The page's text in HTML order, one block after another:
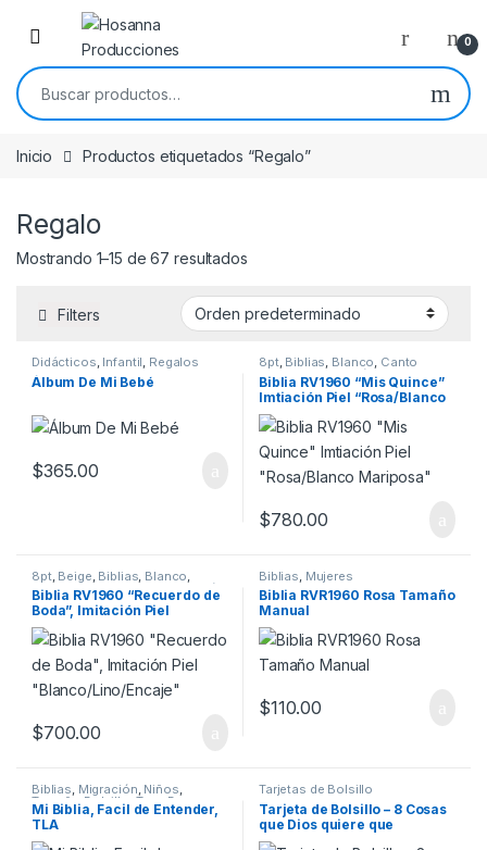
Skip to navigation
Skip to content
0
Buscar por:
Inicio Productos etiquetados “Regalo”
Regalo
Mostrando 1–15 de 67 resultados
Filters
Didácticos, Infantil, Regalos
para niños
Álbum De Mi Bebé
$365.00
8pt, Biblias, Blanco, Canto
Plateado ,Imitación Piel
Migración,Quinceaños,Reina
Valera 1960,Rosa,Tamaño
Biblia RV1960 “Mis Quince”
Imtiación Piel “Rosa/Blanco
Mariposa”
$780.00
8pt, Beige Biblias Blanco
Bodas ,Canto Dorado Imitación
Piel,Migración, Reina Valera
1960,Tamaño Portatil
Biblia RV1960 “Recuerdo de
Boda”, Imitación Piel
“Blanco/Lino/Encaje”
$700.00
Biblias Mujeres
Biblia RVR1960 Rosa Tamaño
Manual
$110.00
Biblias, Migración, Niños,
Tamaño Bolsillo, Tapa Dura ,
Traducción Lenguaje Actual
Mi Biblia, Facil de Entender,
TLA
Tarjetas de Bolsillo
Tarjeta de Bolsillo – 8 Cosas
que Dios quiere que
Recuerdes